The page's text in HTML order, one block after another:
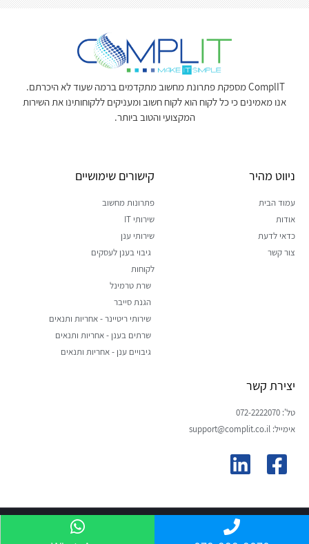
ComplIT מספקת פתרונת מחשוב מתקדמים ברמה שעוד לא היכרתם.
אנו מאמינים כי כל לקוח הוא לקוח חשוב ומעניקים ללקוחותינו את השירות
המקצועי והטוב ביותר.
ניווט מהיר
עמוד הבית
אודות
כדאי לדעת
צור קשר
קישורים שימושיים
פתרונות מחשוב
שירותי IT
שירותי ענן
גיבוי בענן לעסקים
לקוחות
שרת טרמינל
הגנת סייבר
שירותי ריטיינר - אחריות ותנאים
שרתים בענן - אחריות ותנאים
גיבויים ענן - אחריות ותנאים
יצירת קשר
טל': 072-2222070
אימייל: support@complit.co.il
© כל הזכויות שמורות לקומפליט מחשבים